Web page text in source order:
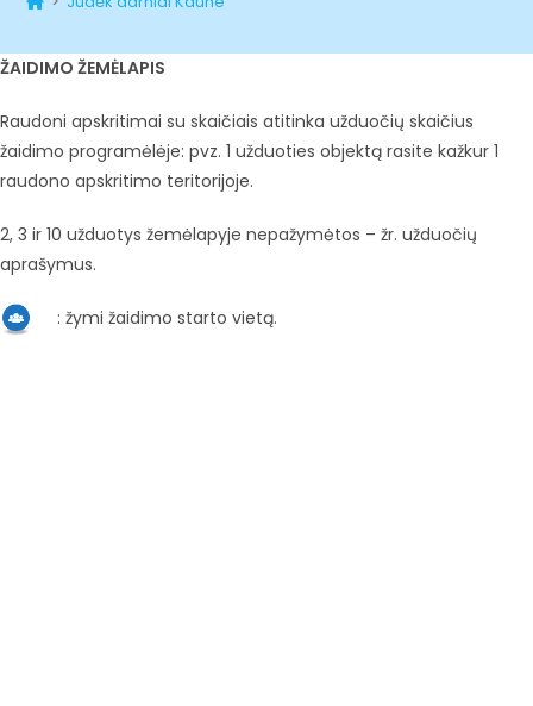
ŽAIDIMO ŽEMĖLAPIS
Raudoni apskritimai su skaičiais atitinka užduočių skaičius
žaidimo programėlėje: pvz. 1 užduoties objektą rasite kažkur 1
raudono apskritimo teritorijoje.
2, 3 ir 10 užduotys žemėlapyje nepažymėtos – žr. užduočių
aprašymus.
: žymi žaidimo starto vietą.